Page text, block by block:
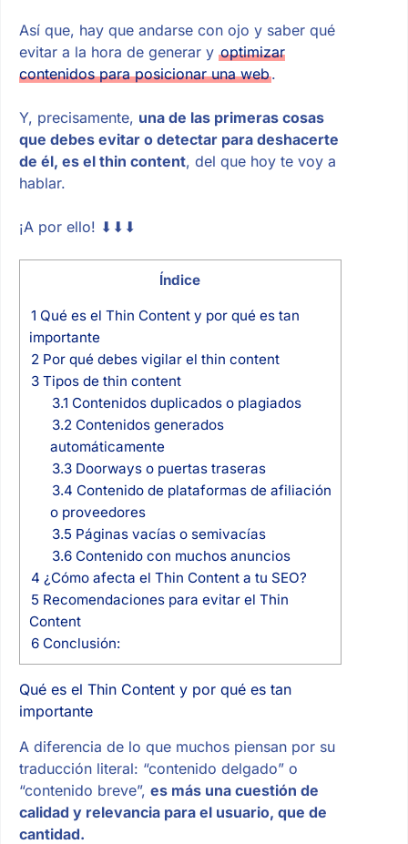
Así que, hay que andarse con ojo y saber qué
evitar a la hora de generar y optimizar
contenidos para posicionar una web.
Y, precisamente, una de las primeras cosas
que debes evitar o detectar para deshacerte
de él, es el thin content, del que hoy te voy a
hablar.
¡A por ello! ⬇⬇⬇
Índice
1 Qué es el Thin Content y por qué es tan
importante
2Por qué debes vigilar el thin content
3Tipos de thin content
3.1 Contenidos duplicados o plagiados
3.2Contenidos generados
automáticamente
3.3Doorways o puertas traseras
3.4 Contenido de plataformas de afiliación
o proveedores
3.5 Páginas vacías o semivacías
3.6Contenido con muchos anuncios
4 ¿Cómo afecta el Thin Content a tu SEO?
5 Recomendaciones para evitar el Thin
Content
6Conclusión:
Qué es el Thin Content y por qué es tan
importante
A diferencia de lo que muchos piensan por su
traducción literal: “contenido delgado” o
“contenido breve”, es más una cuestión de
calidad y relevancia para el usuario, que de
cantidad.